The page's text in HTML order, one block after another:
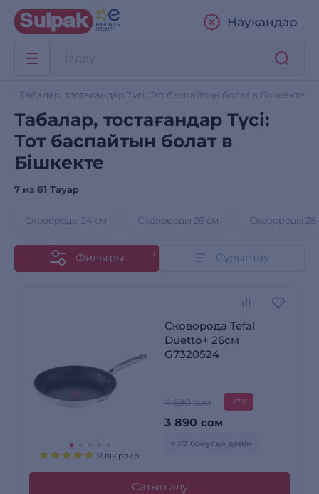
Науқандар
Табалар, тостағандар Түсі: Тот баспайтын болат в Бішкекте
Табалар, тостағандар Түсі:
Тот баспайтын болат в
Бішкекте
7 из 81 Тауар
Сковороды 24 см Сковороды 26 см Сковороды 28
Фильтры 1 Сұрыптау
31 пікірлер
Сковорода Tefal
Duetto+ 26см
G7320524
4 690 сом -17%
3 890 сом
+ 117 бонусқа дейін
Сатып алу